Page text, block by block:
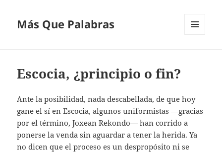
Más Que Palabras
Escocia, ¿principio o fin?
Ante la posibilidad, nada descabellada, de que hoy
gane el sí en Escocia, algunos uniformistas —gracias
por el término, Joxean Rekondo— han corrido a
ponerse la venda sin aguardar a tener la herida. Ya
no dicen que el proceso es un despropósito ni se